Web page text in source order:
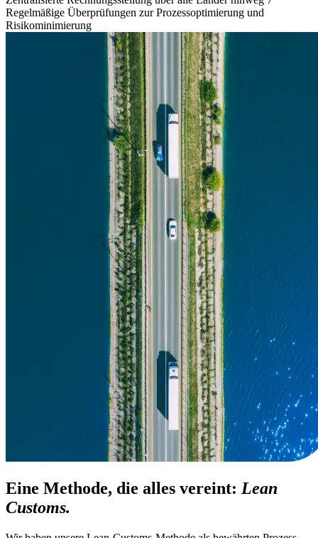
Regelmäßige Überprüfungen zur Prozessoptimierung und
Risikominimierung
Eine Methode, die alles vereint: Lean
Customs.